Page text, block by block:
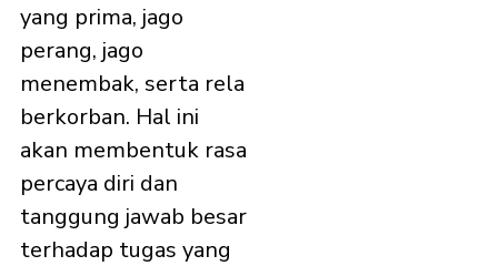
yang prima, jago
perang, jago
menembak, serta rela
berkorban. Hal ini
akan membentuk rasa
percaya diri dan
tanggung jawab besar
terhadap tugas yang